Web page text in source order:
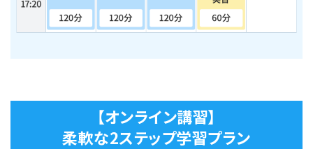
【オンライン講習】
柔軟な2ステップ学習プラン